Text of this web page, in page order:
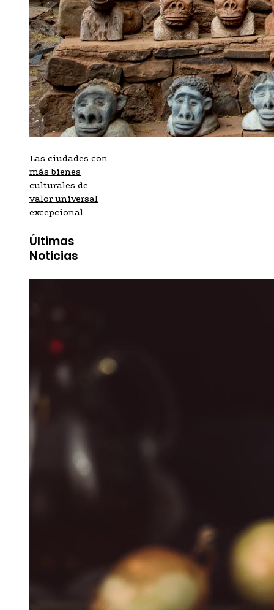
Las ciudades con
más bienes
culturales de
valor universal
excepcional
Últimas
Noticias